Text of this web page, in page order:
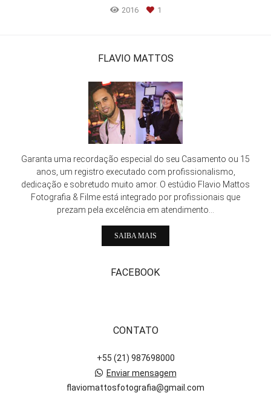
2016 1
FLAVIO MATTOS
Garanta uma recordação especial do seu Casamento ou 15
anos, um registro executado com profissionalismo,
dedicação e sobretudo muito amor. O estúdio Flavio Mattos
Fotografia & Filme está integrado por profissionais que
prezam pela excelência em atendimento...
SAIBA MAIS
FACEBOOK
CONTATO
+55 (21) 987698000
Enviar mensagem
flaviomattosfotografia@gmail.com